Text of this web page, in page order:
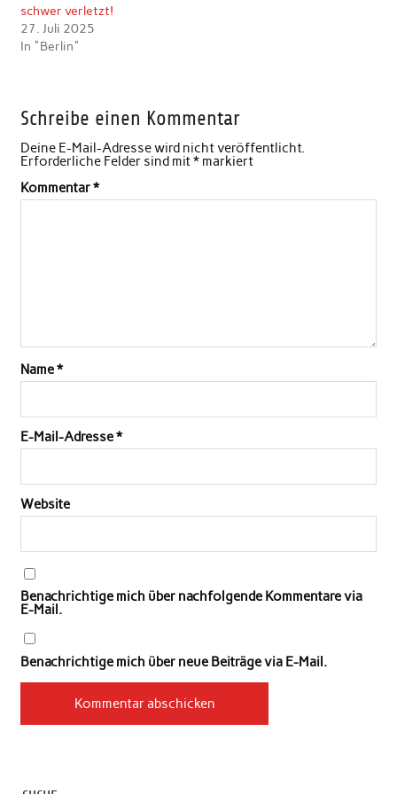
schwer verletzt!
27. Juli 2025
In "Berlin"
Schreibe einen Kommentar
Deine E-Mail-Adresse wird nicht veröffentlicht.
Erforderliche Felder sind mit*markiert
Kommentar*
Name*
E-Mail-Adresse*
Website
Benachrichtige mich über nachfolgende Kommentare via
E-Mail.
Benachrichtige mich über neue Beiträge via E-Mail.